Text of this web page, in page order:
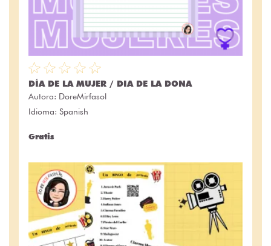
DÍA DE LA MUJER / DIA DE LA DONA
Autora: DoreMirfasol
Idioma: Spanish
Gratis